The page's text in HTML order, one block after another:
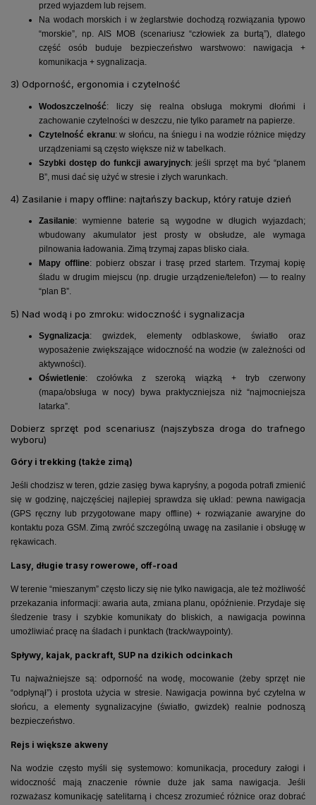
przed wyjazdem lub rejsem.
Na wodach morskich i w żeglarstwie dochodzą rozwiązania typowo
“morskie”, np. AIS MOB (scenariusz “człowiek za burtą”), dlatego
część osób buduje bezpieczeństwo warstwowo: nawigacja +
komunikacja + sygnalizacja.
3) Odporność, ergonomia i czytelność
Wodoszczelność: liczy się realna obsługa mokrymi dłońmi i
zachowanie czytelności w deszczu, nie tylko parametr na papierze.
Czytelność ekranu: w słońcu, na śniegu i na wodzie różnice między
urządzeniami są często większe niż w tabelkach.
Szybki dostęp do funkcji awaryjnych: jeśli sprzęt ma być “planem
B”, musi dać się użyć w stresie i złych warunkach.
4) Zasilanie i mapy offline: najtańszy backup, który ratuje dzień
Zasilanie: wymienne baterie są wygodne w długich wyjazdach;
wbudowany akumulator jest prosty w obsłudze, ale wymaga
pilnowania ładowania. Zimą trzymaj zapas blisko ciała.
Mapy offline: pobierz obszar i trasę przed startem. Trzymaj kopię
śladu w drugim miejscu (np. drugie urządzenie/telefon) — to realny
“plan B”.
5) Nad wodą i po zmroku: widoczność i sygnalizacja
Sygnalizacja: gwizdek, elementy odblaskowe, światło oraz
wyposażenie zwiększające widoczność na wodzie (w zależności od
aktywności).
Oświetlenie: czołówka z szeroką wiązką + tryb czerwony
(mapa/obsługa w nocy) bywa praktyczniejsza niż “najmocniejsza
latarka”.
Dobierz sprzęt pod scenariusz (najszybsza droga do trafnego
wyboru)
Góry i trekking (także zimą)
Jeśli chodzisz w teren, gdzie zasięg bywa kapryśny, a pogoda potrafi zmienić
się w godzinę, najczęściej najlepiej sprawdza się układ: pewna nawigacja
(GPS ręczny lub przygotowane mapy offline) + rozwiązanie awaryjne do
kontaktu poza GSM. Zimą zwróć szczególną uwagę na zasilanie i obsługę w
rękawicach.
Lasy, długie trasy rowerowe, off-road
W terenie “mieszanym” często liczy się nie tylko nawigacja, ale też możliwość
przekazania informacji: awaria auta, zmiana planu, opóźnienie. Przydaje się
śledzenie trasy i szybkie komunikaty do bliskich, a nawigacja powinna
umożliwiać pracę na śladach i punktach (track/waypointy).
Spływy, kajak, packraft, SUP na dzikich odcinkach
Tu najważniejsze są: odporność na wodę, mocowanie (żeby sprzęt nie
“odpłynął”) i prostota użycia w stresie. Nawigacja powinna być czytelna w
słońcu, a elementy sygnalizacyjne (światło, gwizdek) realnie podnoszą
bezpieczeństwo.
Rejs i większe akweny
Na wodzie często myśli się systemowo: komunikacja, procedury załogi i
widoczność mają znaczenie równie duże jak sama nawigacja. Jeśli
rozważasz komunikację satelitarną i chcesz zrozumieć różnice oraz dobrać